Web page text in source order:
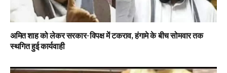
अमित शाह को लेकर सरकार-विपक्ष में टकराव, हंगामे के बीच सोमवार तक
स्थगित हुई कार्यवाही